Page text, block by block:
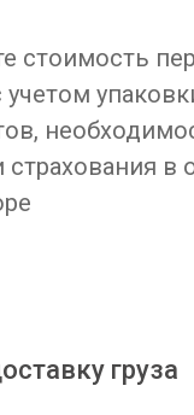
стоимость
страхования в
груза